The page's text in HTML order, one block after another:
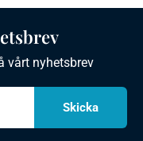
vårt nyhetsbrev